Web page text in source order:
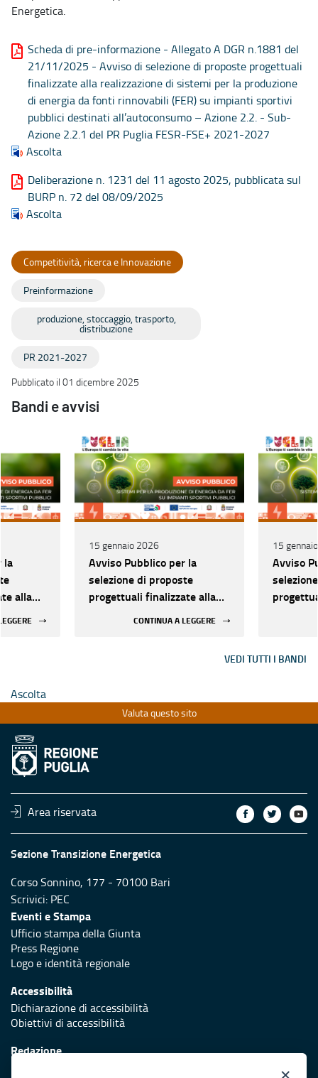
Energetica.
Scheda di pre-informazione - Allegato A DGR n.1881 del
21/11/2025 - Avviso di selezione di proposte progettuali
finalizzate alla realizzazione di sistemi per la produzione
di energia da fonti rinnovabili (FER) su impianti sportivi
pubblici destinati all’autoconsumo – Azione 2.2. - Sub-
Azione 2.2.1 del PR Puglia FESR-FSE+ 2021-2027
Ascolta
Deliberazione n. 1231 del 11 agosto 2025, pubblicata sul
BURP n. 72 del 08/09/2025
Ascolta
Competitività, ricerca e Innovazione
Preinformazione
produzione, stoccaggio, trasporto,
distribuzione
PR 2021-2027
Pubblicato il 01 dicembre 2025
Bandi e avvisi
la
alla
15 gennaio 2026
Avviso Pubblico per la
selezione di proposte
progettuali finalizzate alla
CONTINUA A LEGGERE
15
Avviso
impianti
VEDI TUTTI I BANDI
Ascolta
Valuta questo sito
Area riservata
Sezione Transizione Energetica
Corso Sonnino, 177 - 70100 Bari
Scrivici: PEC
Eventi e Stampa
Ufficio stampa della Giunta
Press Regione
Logo e identità regionale
Accessibilità
Dichiarazione di accessibilità
Obiettivi di accessibilità
Redazione
×